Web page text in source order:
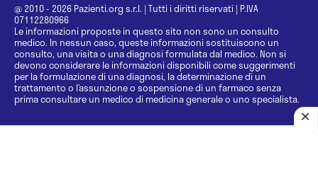
@ 2010 - 2026 Pazienti.org s.r.l. | Tutti i diritti riservati | P.IVA
07112280966
Le informazioni proposte in questo sito non sono un consulto
medico. In nessun caso, queste informazioni sostituiscono un
consulto, una visita o una diagnosi formulata dal medico. Non si
devono considerare le informazioni disponibili come suggerimenti
per la formulazione di una diagnosi, la determinazione di un
trattamento o l’assunzione o sospensione di un farmaco senza
prima consultare un medico di medicina generale o uno specialista.